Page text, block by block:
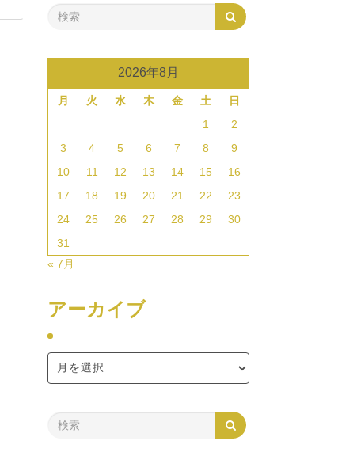
2026年8月
月 火 水 木 金 土
日
1
2
3
4 5 6 7 8
9
10
11 12 13 14 15
16
17
18 19 20 21 22
23
24
25 26 27 28 29
30
31
« 7月
アーカイブ